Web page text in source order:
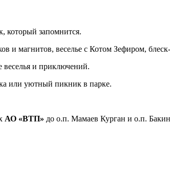
который запомнится.
и магнитов, веселье с Котом Зефиром,
веселья и приключений.
или уютный пикник в парке.
АО «ВТП» до о.п. Мамаев Курган и о.п.